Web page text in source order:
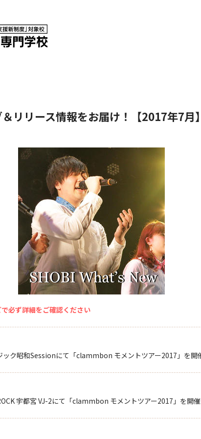
リリース情報をお届け！【2017年7月】
必ず詳細をご確認ください
ク昭和Sessionにて「clammbon モメントツアー2017」を開
宇都宮 VJ-2にて「clammbon モメントツアー2017」を開催